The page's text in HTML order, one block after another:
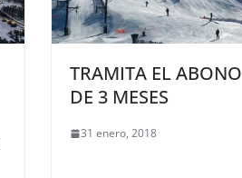
TRAMITA EL ABONO
DE 3 MESES
31 enero, 2018